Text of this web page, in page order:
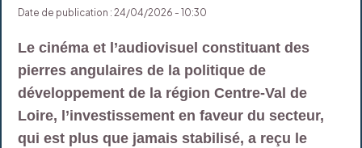
Date de publication : 24/04/2026 - 10:30
Le cinéma et l’audiovisuel constituant des
pierres angulaires de la politique de
développement de la région Centre-Val de
Loire, l’investissement en faveur du secteur,
qui est plus que jamais stabilisé, a reçu le